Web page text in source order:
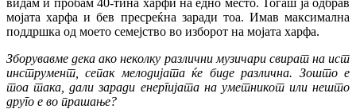
мојата харфа и бев пресреќна заради тоа. Имав максимална
поддршка од моето семејство во изборот на мојата харфа.
Зборувавме дека ако неколку различни музичари свират на ист
инструмент, сепак мелодијата ќе биде различна. Зошто е
тоа така, дали заради енергијата на уметникот или нешто
друго е во прашање?